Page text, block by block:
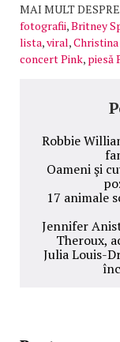
MAI MULT
fotografii,Britney
lista,viral,
concert Pink, piesă
Robbie
Oameni şi
17 animale
Jennifer
Theroux,
Julia Louis-